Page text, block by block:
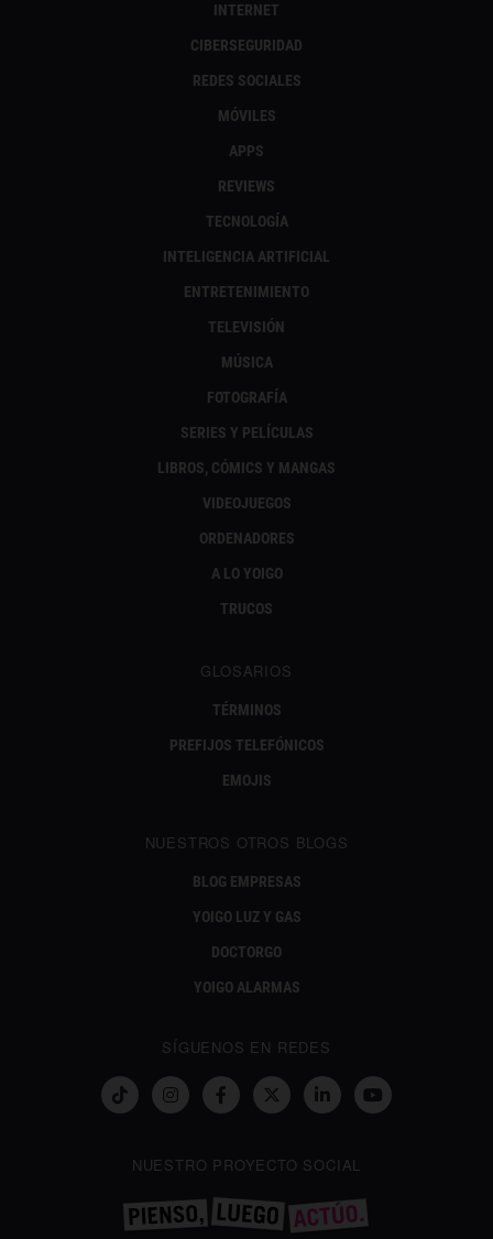
INTERNET
CIBERSEGURIDAD
REDES SOCIALES
MÓVILES
APPS
REVIEWS
TECNOLOGÍA
INTELIGENCIA ARTIFICIAL
ENTRETENIMIENTO
TELEVISIÓN
MÚSICA
FOTOGRAFÍA
SERIES Y PELÍCULAS
LIBROS, CÓMICS Y MANGAS
VIDEOJUEGOS
ORDENADORES
A LO YOIGO
TRUCOS
GLOSARIOS
TÉRMINOS
PREFIJOS TELEFÓNICOS
EMOJIS
NUESTROS OTROS BLOGS
BLOG EMPRESAS
YOIGO LUZ Y GAS
DOCTORGO
YOIGO ALARMAS
SÍGUENOS EN REDES
NUESTRO PROYECTO SOCIAL